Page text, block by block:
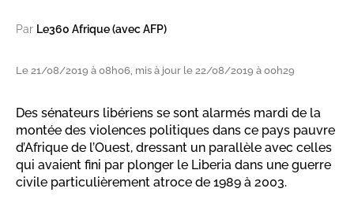
Par Le360 Afrique (avec AFP)
Le 21/08/2019 à 08h06, mis à jour le 22/08/2019 à 00h29
Des sénateurs libériens se sont alarmés mardi de la
montée des violences politiques dans ce pays pauvre
d’Afrique de l’Ouest, dressant un parallèle avec celles
qui avaient fini par plonger le Liberia dans une guerre
civile particulièrement atroce de 1989 à 2003.